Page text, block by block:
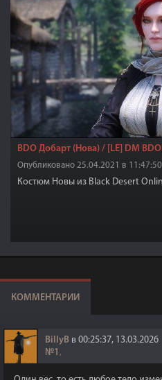
BDO Добарт (Нова) / [LE] DM
Опубликовано 25.04.2021 в 11:47:50
Костюм Новы из Black Desert
КОММЕНТАРИИ
BillyB в 00:25:37, 13.03.2026
№1 ,